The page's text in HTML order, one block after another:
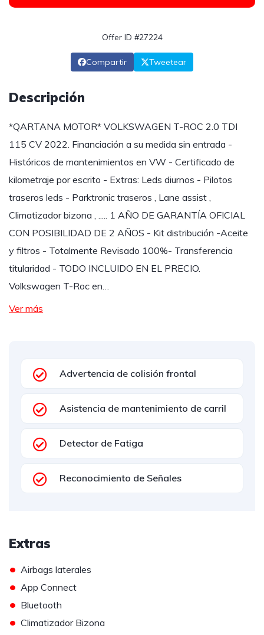
Offer ID #27224
Compartir Tweetear
Descripción
*QARTANA MOTOR* VOLKSWAGEN T-ROC 2.0 TDI
115 CV 2022. Financiación a su medida sin entrada -
Históricos de mantenimientos en VW - Certificado de
kilometraje por escrito - Extras: Leds diurnos - Pilotos
traseros leds - Parktronic traseros , Lane assist ,
Climatizador bizona , ..... 1 AÑO DE GARANTÍA OFICIAL
CON POSIBILIDAD DE 2 AÑOS - Kit distribución -Aceite
y filtros - Totalmente Revisado 100%- Transferencia
titularidad - TODO INCLUIDO EN EL PRECIO.
Volkswagen T-Roc en…
Ver más
Advertencia de colisión frontal
Asistencia de mantenimiento de carril
Detector de Fatiga
Reconocimiento de Señales
Extras
• Airbags laterales
• App Connect
• Bluetooth
• Climatizador Bizona